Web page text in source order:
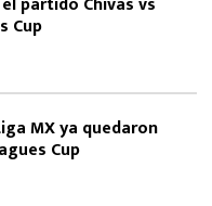
Cup
MX ya quedaron
Cup